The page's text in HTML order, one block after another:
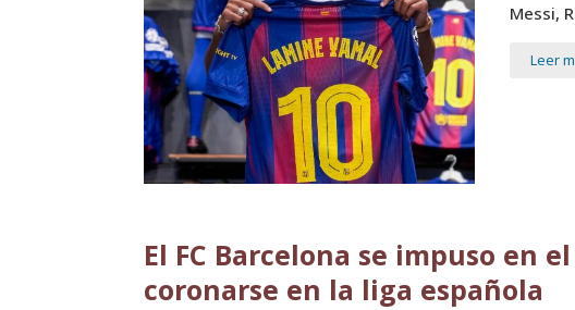
Messi,
Leer
El FC Barcelona se impuso en
coronarse en la liga española